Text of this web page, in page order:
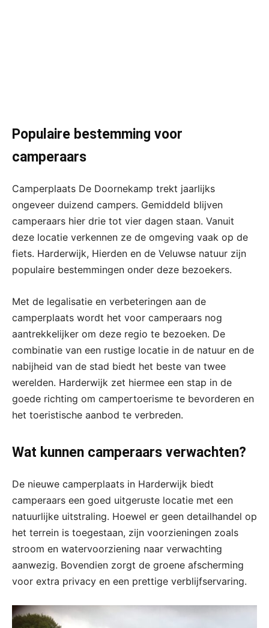
Populaire bestemming voor
camperaars
Camperplaats De Doornekamp trekt jaarlijks
ongeveer duizend campers. Gemiddeld blijven
camperaars hier drie tot vier dagen staan. Vanuit
deze locatie verkennen ze de omgeving vaak op de
fiets. Harderwijk, Hierden en de Veluwse natuur zijn
populaire bestemmingen onder deze bezoekers.
Met de legalisatie en verbeteringen aan de
camperplaats wordt het voor camperaars nog
aantrekkelijker om deze regio te bezoeken. De
combinatie van een rustige locatie in de natuur en de
nabijheid van de stad biedt het beste van twee
werelden. Harderwijk zet hiermee een stap in de
goede richting om campertoerisme te bevorderen en
het toeristische aanbod te verbreden.
Wat kunnen camperaars verwachten?
De nieuwe camperplaats in Harderwijk biedt
camperaars een goed uitgeruste locatie met een
natuurlijke uitstraling. Hoewel er geen detailhandel op
het terrein is toegestaan, zijn voorzieningen zoals
stroom en watervoorziening naar verwachting
aanwezig. Bovendien zorgt de groene afscherming
voor extra privacy en een prettige verblijfservaring.